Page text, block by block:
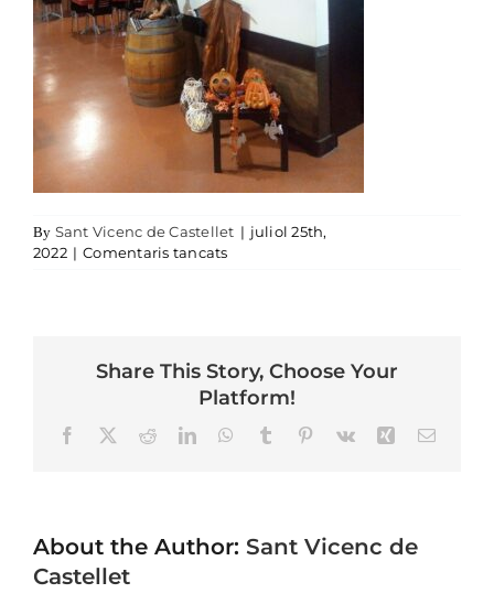
By Sant Vicenc de Castellet | juliol 25th,
2022 | Comentaris tancatsa foto Vives
Share This Story, Choose Your
Platform!
FacebookRedditLinkedInWhatsApp
TumblrPinterest
Vk XingEmail
About the Author: Sant Vicenc de
Castellet